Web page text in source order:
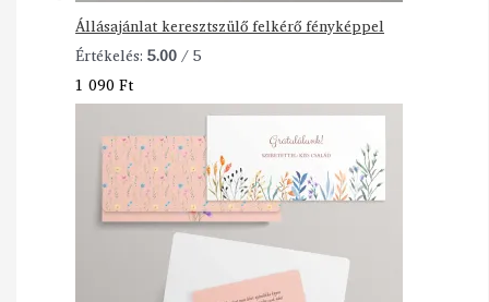
Állásajánlat keresztszülő felkérő fényképpel
Értékelés:5.00/ 5
1 090Ft